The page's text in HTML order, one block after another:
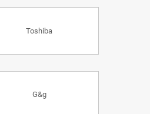
Toshiba
G&g